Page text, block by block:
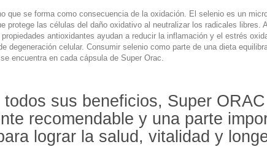
que se forma como consecuencia de la oxidación. El selenio es un
protege las células del daño oxidativo al neutralizar los radicales libres.
antioxidantes ayudan a reducir la inflamación y el estrés
celular. Consumir selenio como parte de una dieta
encuentra en cada cápsula de Super Orac.
todos sus beneficios, Super ORAC
recomendable y una parte
lograr la salud, vitalidad y